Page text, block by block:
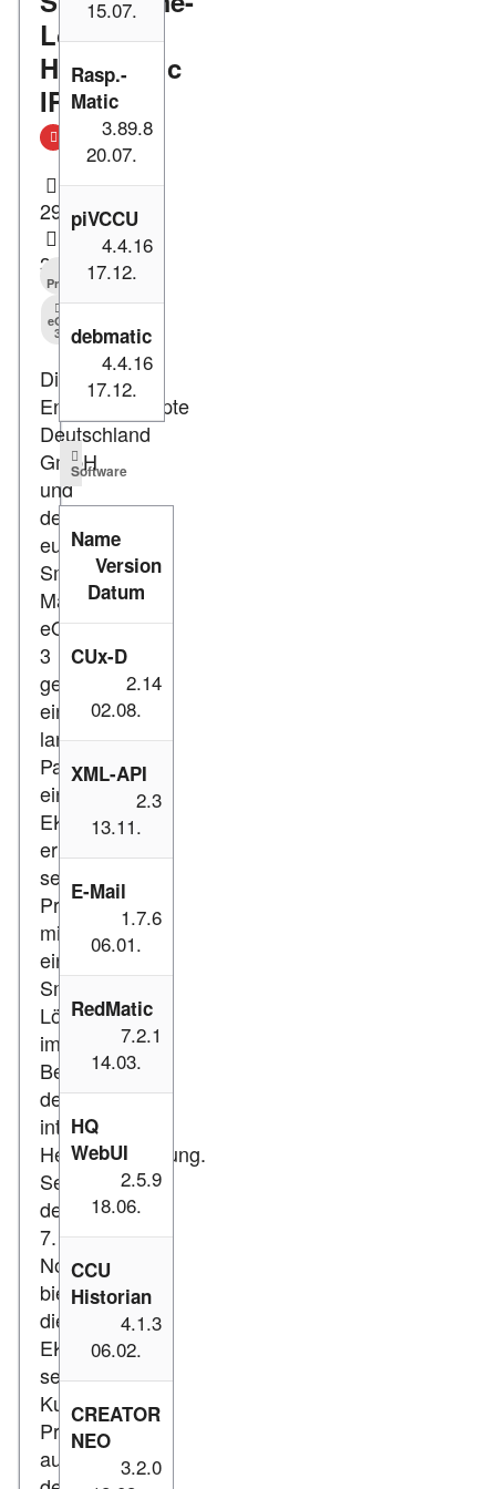
Lösung
Homematic
IP
29.11.2022
3.238
Presse
eQ-
3
Die
Energiekonzepte
Deutschland
GmbH
und
der
europäische
Smarthome-
Marktführer*
eQ-
3
gehen
eine
langfristige
Partnerschaft
ein.
EKD
erweitert
seine
Produktpalette
mit
einer
Smarthome-
Lösung
im
Bereich
der
intelligenten
Heizungsregelung.
Seit
dem
7.
November
bietet
die
EKD
seinen
Kunden
Produkte
aus
15.07.
Rasp.-
Matic
3.89.8
20.07.
piVCCU
4.4.16
17.12.
debmatic
4.4.16
17.12.
Software
Name
Version
Datum
CUx-D
2.14
02.08.
XML-API
2.3
13.11.
E-Mail
1.7.6
06.01.
RedMatic
7.2.1
14.03.
HQ
WebUI
2.5.9
18.06.
CCU
Historian
4.1.3
06.02.
CREATOR
NEO
3.2.0